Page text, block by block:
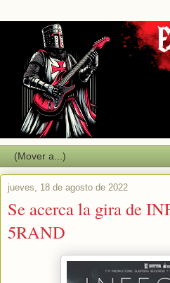
jueves, 18 de agosto de 2022
Se acerca la gira de
5RAND